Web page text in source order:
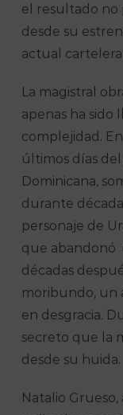
el resultado no
desde su
actual
La magistral
apenas ha sido
complejidad. En
últimos días
Dominicana,
durante
personaje de
que abandonó
décadas
moribundo, un
en desgracia.
secreto que la
desde su huida.
Natalio